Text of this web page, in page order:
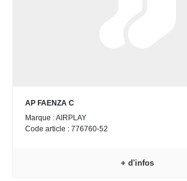
AP FAENZA C
Marque : AIRPLAY
Code article : 776760-52
+ d'infos